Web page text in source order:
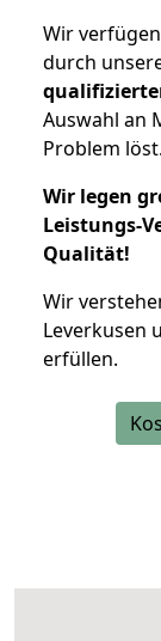
Wir
durch
Auswahl an
Problem löst.
Wir legen
Leistungs-
Qualität!
Wir
Leverkusen
erfüllen.